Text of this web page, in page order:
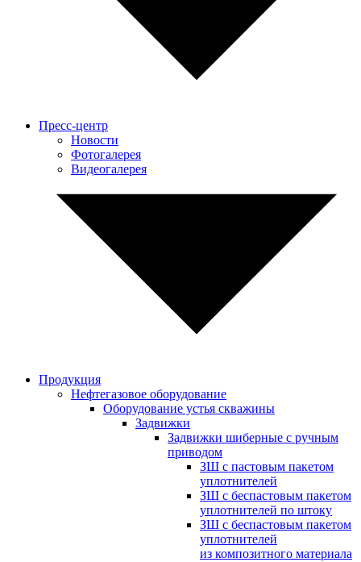
Пресс-центр
Новости
Фотогалерея
Видеогалерея
Продукция
Нефтегазовое оборудование
Оборудование устья скважины
Задвижки
Задвижки шиберные с ручным
приводом
ЗШ с пастовым пакетом
уплотнителей
ЗШ с беспастовым пакетом
уплотнителей по штоку
ЗШ с беспастовым пакетом
уплотнителей
из композитного материала